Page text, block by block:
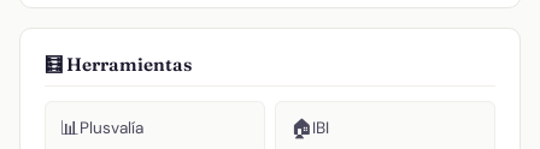
🧮 Herramientas
📊Plusvalía 🏠IBI